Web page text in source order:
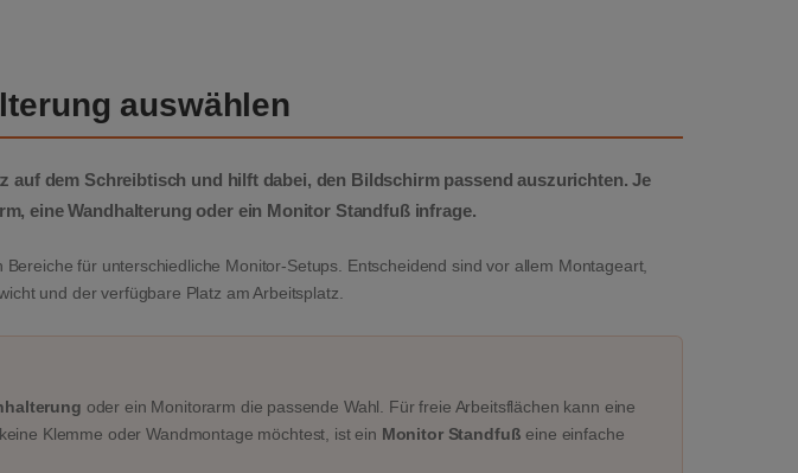
auswählen
auf dem Schreibtisch und hilft dabei, den Bildschirm passend auszurichten. Je
, eine Wandhalterung oder ein Monitor Standfuß infrage.
für unterschiedliche Monitor-Setups. Entscheidend sind vor allem Montageart,
und der verfügbare Platz am Arbeitsplatz.
oder ein Monitorarm die passende Wahl. Für freie Arbeitsflächen kann eine
Klemme oder Wandmontage möchtest, ist ein Monitor Standfuß eine einfache